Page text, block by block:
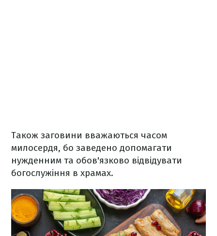
Також заговини вважаються часом
милосердя, бо заведено допомагати
нужденним та обов'язково відвідувати
богослужіння в храмах.